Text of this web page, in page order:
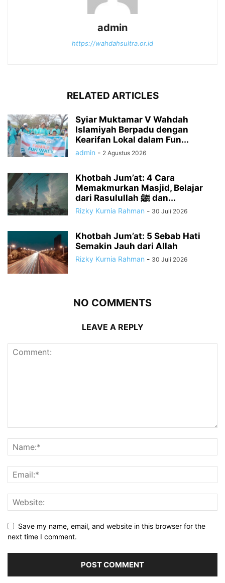
admin
https://wahdahsultra.or.id
RELATED ARTICLES
Syiar Muktamar V Wahdah
Islamiyah Berpadu dengan
Kearifan Lokal dalam Fun...
admin - 2 Agustus 2026
Khotbah Jum’at: 4 Cara
Memakmurkan Masjid, Belajar
dari Rasulullah ﷺ dan...
Rizky Kurnia Rahman - 30 Juli 2026
Khotbah Jum’at: 5 Sebab Hati
Semakin Jauh dari Allah
Rizky Kurnia Rahman - 30 Juli 2026
NO COMMENTS
LEAVE A REPLY
Save my name, email, and website in this browser for the
next time I comment.